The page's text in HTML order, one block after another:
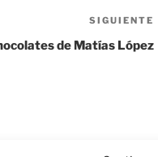
SIGUIENTE
de Matías López